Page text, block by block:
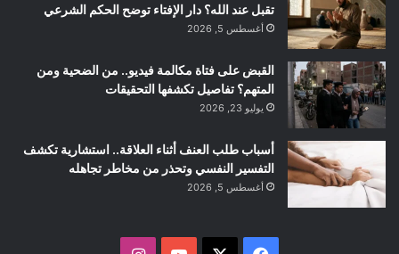
تقبل عند الله؟ دار الإفتاء توضح الحكم الشرعي
أغسطس 5, 2026
القبض على فتاة مكالمة فيديو.. من الضحية ومن
المتهم؟ تفاصيل تكشفها التحقيقات
يوليو 23, 2026
أسباب طلب العنف أثناء العلاقة.. استشارية تكشف
التفسير النفسي وتحذر من مخاطر تجاهله
أغسطس 5, 2026